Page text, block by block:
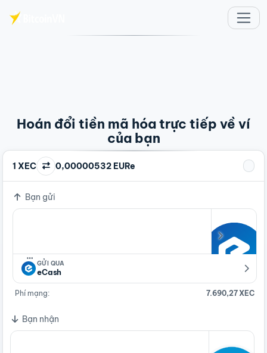
Hoán đổi tiền mã hóa trực tiếp về ví
của bạn
1 XEC 0,00000532 EURe
Bạn gửi
…
GỬI QUA
eCash
Phí mạng: 7.690,27 XEC
Bạn nhận